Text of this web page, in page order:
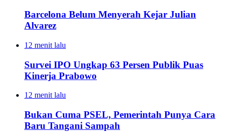
Barcelona Belum Menyerah Kejar Julian
Alvarez
12 menit lalu
Survei IPO Ungkap 63 Persen Publik Puas
Kinerja Prabowo
12 menit lalu
Bukan Cuma PSEL, Pemerintah Punya Cara
Baru Tangani Sampah